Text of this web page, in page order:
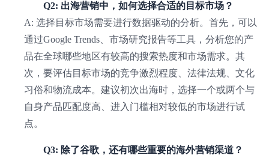
Q2: 出海营销中，如何选择合适的目标市场？
A: 选择目标市场需要进行数据驱动的分析。首先，可以
通过Google Trends、市场研究报告等工具，分析您的产
品在全球哪些地区有较高的搜索热度和市场需求。其
次，要评估目标市场的竞争激烈程度、法律法规、文化
习俗和物流成本。建议初次出海时，选择一个或两个与
自身产品匹配度高、进入门槛相对较低的市场进行试
点。
Q3: 除了谷歌，还有哪些重要的海外营销渠道？